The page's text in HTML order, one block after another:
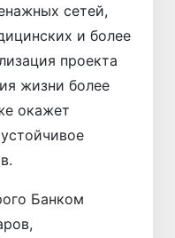
сетей,
и более
проекта
жизни более
окажет
Банком